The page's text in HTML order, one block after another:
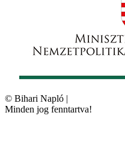
© Bihari Napló |
Minden jog fenntartva!